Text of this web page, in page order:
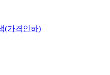
(가격인하)